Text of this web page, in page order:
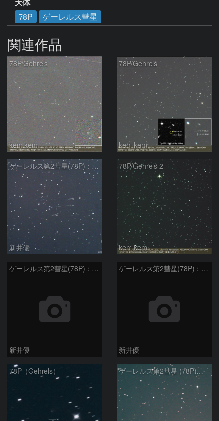
天体
78P
ゲーレルス彗星
関連作品
78P/Gehrels
kem.kem
78P/Gehrels
kem.kem
ゲーレルス第2彗星(78P)：2020/03/20
新井優
78P/Gehrels 2
kem.kem
ゲーレルス第2彗星(78P)：2020/02/18
新井優
ゲーレルス第2彗星(78P)：2020/01/22
新井優
78P（Gehrels） ゲーレルス第2彗星 (78P)：2020/01/06